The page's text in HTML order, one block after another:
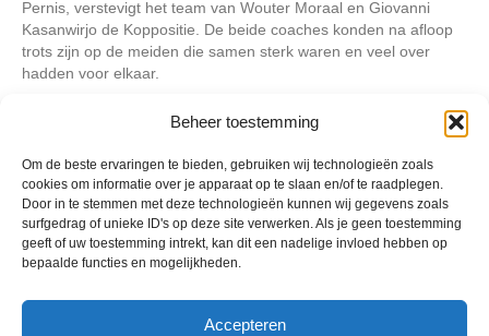
Beheer toestemming
Om de beste ervaringen te bieden, gebruiken wij technologieën zoals
cookies om informatie over je apparaat op te slaan en/of te raadplegen.
Door in te stemmen met deze technologieën kunnen wij gegevens zoals
surfgedrag of unieke ID's op deze site verwerken. Als je geen toestemming
geeft of uw toestemming intrekt, kan dit een nadelige invloed hebben op
bepaalde functies en mogelijkheden.
Accepteren
Pernis, verstevigt het team van Wouter Moraal en Giovanni
Kasanwirjo de Koppositie. De beide coaches konden na afloop
trots zijn op de meiden die samen sterk waren en veel over
hadden voor elkaar.
2015 dan trappen de vrouwen weer af om 21.15 uur in de
hebben de vrouwen uit Drachten nog maar 1 wedstrijd gespeeld
die verloren werd in Hoorn, dit beloofd weer een ware spektakel
te worden.
Selectie Reiger Boys / Treffer Uitzendbureau: Jesca Willemsen,
Rona Mosterd, Inge Woldhuis, Chantal Hendriksen, Larissa